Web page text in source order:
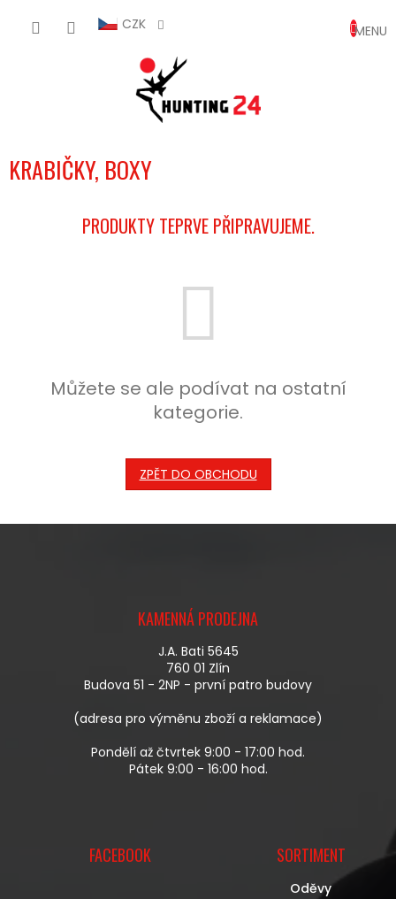
CZK
KOŠÍK
KRABIČKY, BOXY
PRODUKTY TEPRVE PŘIPRAVUJEME.
Můžete se ale podívat na ostatní
kategorie.
ZPĚT DO OBCHODU
KAMENNÁ PRODEJNA
J.A. Bati 5645
760 01 Zlín
Budova 51 - 2NP - první patro budovy
(adresa pro výměnu zboží a reklamace)
Pondělí až čtvrtek 9:00 - 17:00 hod.
Pátek 9:00 - 16:00 hod.
FACEBOOK SORTIMENT
Oděvy